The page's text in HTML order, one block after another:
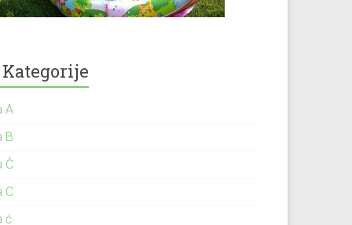
Kategorije
A
B
Č
C
ć